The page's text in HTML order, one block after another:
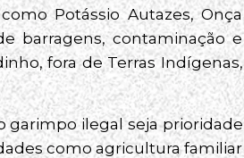
Potássio Autazes, Onça
barragens, contaminação e
fora de Terras Indígenas,
garimpo ilegal seja prioridade
como agricultura familiar